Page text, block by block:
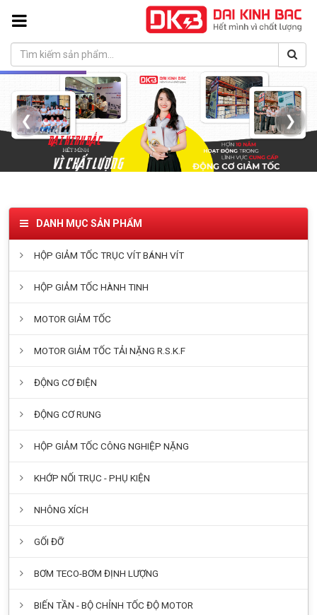
❮ ❯
DANH MỤC SẢN PHẨM
HỘP GIẢM TỐC TRỤC VÍT BÁNH VÍT
HỘP GIẢM TỐC HÀNH TINH
MOTOR GIẢM TỐC
MOTOR GIẢM TỐC TẢI NẶNG R.S.K.F
ĐỘNG CƠ ĐIỆN
ĐỘNG CƠ RUNG
HỘP GIẢM TỐC CÔNG NGHIỆP NẶNG
KHỚP NỐI TRỤC - PHỤ KIỆN
NHÔNG XÍCH
GỐI ĐỠ
BƠM TECO-BƠM ĐỊNH LƯỢNG
BIẾN TẦN - BỘ CHỈNH TỐC ĐỘ MOTOR